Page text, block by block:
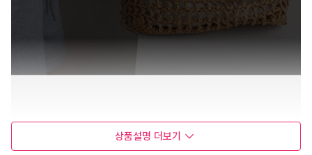
상품설명 더보기